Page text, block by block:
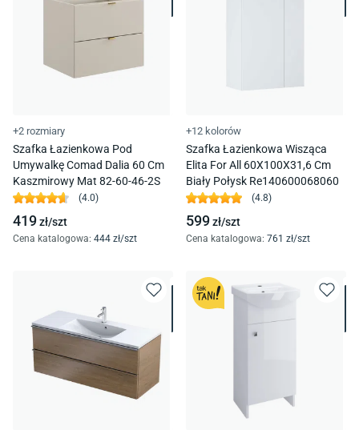
+2 rozmiary
Szafka Łazienkowa Pod
Umywalkę Comad Dalia 60 Cm
Kaszmirowy Mat 82-60-46-2S
(4.0)
419zł/szt
Cena katalogowa: 444 zł/szt
+12 kolorów
Szafka Łazienkowa Wisząca
Elita For All 60X100X31,6 Cm
Biały Połysk Re140600068060
(4.8)
599zł/szt
Cena katalogowa: 761 zł/szt